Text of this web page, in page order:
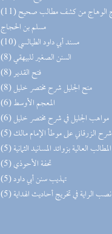
(11) السراج الوهاج من كشف مطالب صحيح
مسلم بن الحجاج
(10) مسند أبي داود الطيالسي
(8) السنن الصغير للبيهقي
(8) فتح القدير
(8) منح الجليل شرح مختصر خليل
(6) المعجم الأوسط
(6) مواهب الجليل في شرح مختصر خليل
(5) شرح الزرقاني على موطأ الإمام مالك
(5) المطالب العالية بزوائد المسانيد الثمانية
(5) تحفة الأحوذي
(5) تهذيب سنن أبي داود
(5) نصب الراية في تخريج أحاديث الهداية